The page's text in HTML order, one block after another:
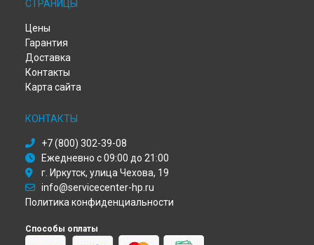
Ремонт МФУ LaserJet Pro MFP M28w HP в
Ремонт МФУ LaserJet Pro MFP M28w HP в
Ремонт МФУ LaserJet Pro MFP M28w HP в
Ремонт МФУ LaserJet Pro MFP M28w HP в
СТРАНИЦЫ
Цены
Гарантия
Доставка
Контакты
Карта сайта
КОНТАКТЫ
+7 (800) 302-39-08
Ежедневно с 09:00 до 21:00
г. Иркутск, улица Чехова, 19
info@servicecenter-hp.ru
Политика конфиденциальности
Способы оплаты